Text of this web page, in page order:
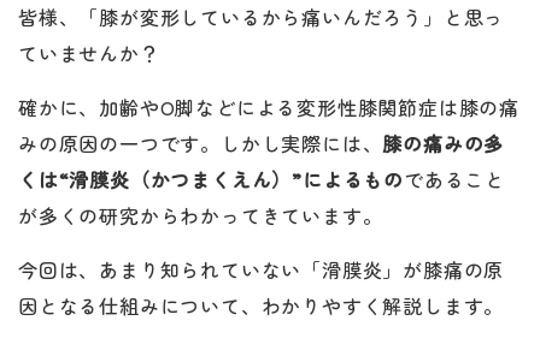
皆様、「膝が変形しているから痛いんだろう」と思っ
ていませんか？
確かに、加齢やO脚などによる変形性膝関節症は膝の痛
みの原因の一つです。しかし実際には、 膝の痛みの多
くは“滑膜炎（かつまくえん）”によるものであること
が多くの研究からわかってきています。
今回は、あまり知られていない「滑膜炎」が膝痛の原
因となる仕組みについて、わかりやすく解説します。